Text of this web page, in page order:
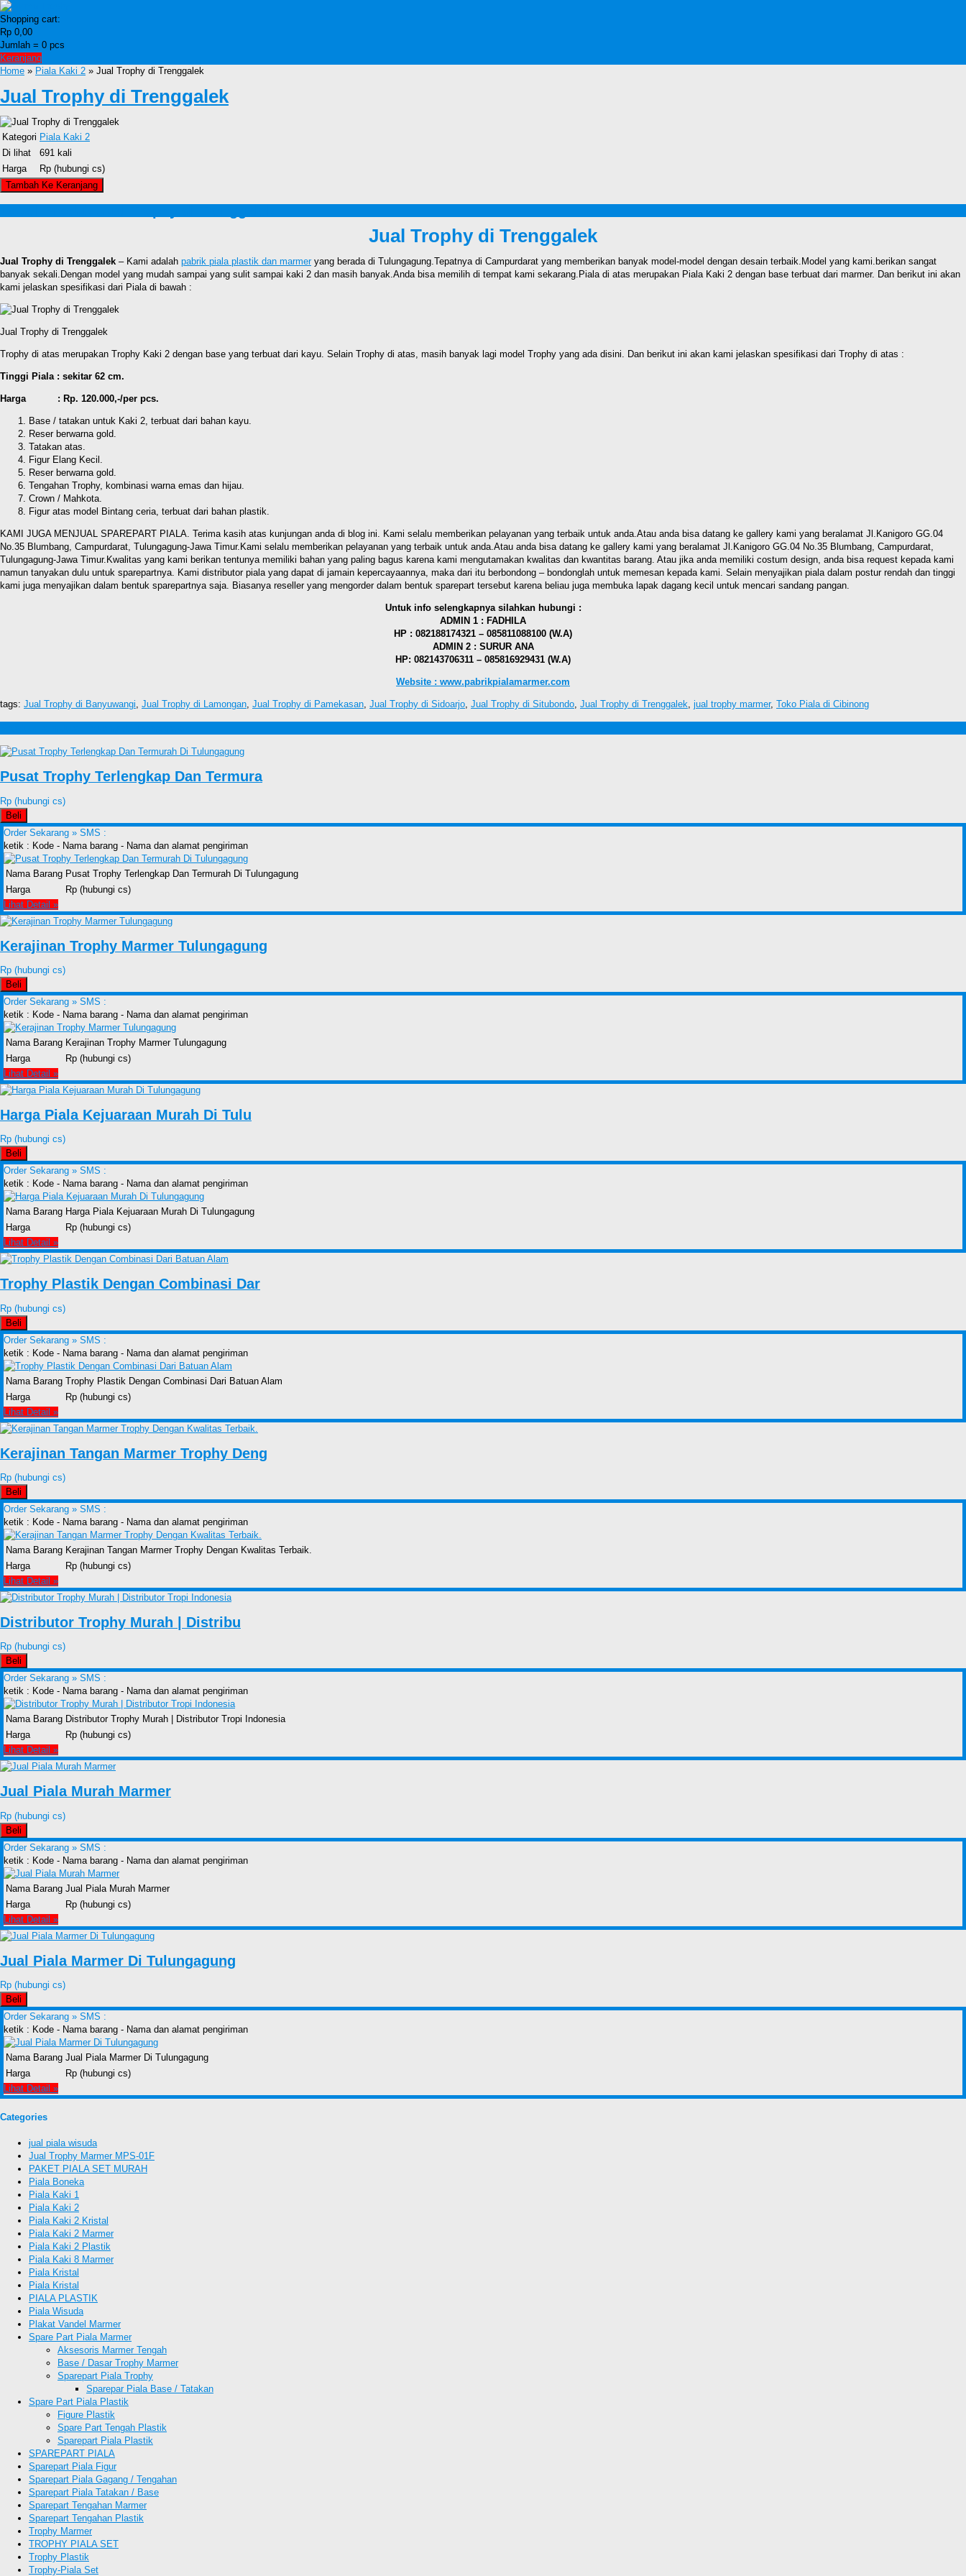
Shopping cart:
Rp 0,00
Jumlah = 0 pcs
Keranjang
Home » Piala Kaki 2 » Jual Trophy di Trenggalek
Jual Trophy di Trenggalek
Kategori Piala Kaki 2
Di lihat
691 kali
Harga
Rp (hubungi cs)
Jual Trophy di Trenggalek
Jual Trophy di Trenggalek – Kami adalah pabrik piala plastik dan marmeryang berada di Tulungagung.Tepatnya di Campurdarat yang memberikan banyak model-model dengan desain terbaik.Model yang kami.berikan sangat
banyak sekali.Dengan model yang mudah sampai yang sulit sampai kaki 2 dan masih banyak.Anda bisa memilih di tempat kami sekarang.Piala di atas merupakan Piala Kaki 2 dengan base terbuat dari marmer. Dan berikut ini akan
kami jelaskan spesifikasi dari Piala di bawah :
Jual Trophy di Trenggalek
Trophy di atas merupakan Trophy Kaki 2 dengan base yang terbuat dari kayu. Selain Trophy di atas, masih banyak lagi model Trophy yang ada disini. Dan berikut ini akan kami jelaskan spesifikasi dari Trophy di atas :
Tinggi Piala : sekitar 62 cm.
Harga : Rp. 120.000,-/per pcs.
Base / tatakan untuk Kaki 2, terbuat dari bahan kayu.
Reser berwarna gold.
Tatakan atas.
Figur Elang Kecil.
Reser berwarna gold.
Tengahan Trophy, kombinasi warna emas dan hijau.
Crown / Mahkota.
Figur atas model Bintang ceria, terbuat dari bahan plastik.
KAMI JUGA MENJUAL SPAREPART PIALA. Terima kasih atas kunjungan anda di blog ini. Kami selalu memberikan pelayanan yang terbaik untuk anda.Atau anda bisa datang ke gallery kami yang beralamat Jl.Kanigoro GG.04
No.35 Blumbang, Campurdarat, Tulungagung-Jawa Timur.Kami selalu memberikan pelayanan yang terbaik untuk anda.Atau anda bisa datang ke gallery kami yang beralamat Jl.Kanigoro GG.04 No.35 Blumbang, Campurdarat,
Tulungagung-Jawa Timur.Kwalitas yang kami berikan tentunya memiliki bahan yang paling bagus karena kami mengutamakan kwalitas dan kwantitas barang. Atau jika anda memiliki costum design, anda bisa request kepada kami
namun tanyakan dulu untuk sparepartnya. Kami distributor piala yang dapat di jamain kepercayaannya, maka dari itu berbondong – bondonglah untuk memesan kepada kami. Selain menyajikan piala dalam postur rendah dan tinggi
kami juga menyajikan dalam bentuk sparepartnya saja. Biasanya reseller yang mengorder dalam bentuk sparepart tersebut karena beliau juga membuka lapak dagang kecil untuk mencari sandang pangan.
Untuk info selengkapnya silahkan hubungi :
ADMIN 1 : FADHILA
HP : 082188174321 – 085811088100 (W.A)
ADMIN 2 : SURUR ANA
HP: 082143706311 – 085816929431 (W.A)
Website : www.pabrikpialamarmer.com
tags: Jual Trophy di Banyuwangi Jual Trophy di Lamongan Jual Trophy di Pamekasan Jual Trophy di Sidoarjo Jual Trophy di Situbondo Jual Trophy di Trenggalek jual trophy marmer, Toko Piala di Cibinong
Pusat Trophy Terlengkap Dan Termura
Rp (hubungi cs)
Beli
Order Sekarang » SMS :
ketik : Kode - Nama barang - Nama dan alamat pengiriman
Nama Barang Pusat Trophy Terlengkap Dan Termurah Di Tulungagung
Harga
Rp (hubungi cs)
Lihat Detail »
Kerajinan Trophy Marmer Tulungagung
Rp (hubungi cs)
Beli
Order Sekarang » SMS :
ketik : Kode - Nama barang - Nama dan alamat pengiriman
Nama Barang Kerajinan Trophy Marmer Tulungagung
Harga
Rp (hubungi cs)
Lihat Detail »
Harga Piala Kejuaraan Murah Di Tulu
Rp (hubungi cs)
Beli
Order Sekarang » SMS :
ketik : Kode - Nama barang - Nama dan alamat pengiriman
Nama Barang Harga Piala Kejuaraan Murah Di Tulungagung
Harga
Rp (hubungi cs)
Lihat Detail »
Trophy Plastik Dengan Combinasi Dar
Rp (hubungi cs)
Beli
Order Sekarang » SMS :
ketik : Kode - Nama barang - Nama dan alamat pengiriman
Nama Barang Trophy Plastik Dengan Combinasi Dari Batuan Alam
Harga
Rp (hubungi cs)
Lihat Detail »
Kerajinan Tangan Marmer Trophy Deng
Rp (hubungi cs)
Beli
Order Sekarang » SMS :
ketik : Kode - Nama barang - Nama dan alamat pengiriman
Nama Barang Kerajinan Tangan Marmer Trophy Dengan Kwalitas Terbaik.
Harga
Rp (hubungi cs)
Lihat Detail »
Distributor Trophy Murah | Distribu
Rp (hubungi cs)
Beli
Order Sekarang » SMS :
ketik : Kode - Nama barang - Nama dan alamat pengiriman
Nama Barang Distributor Trophy Murah | Distributor Tropi Indonesia
Harga
Rp (hubungi cs)
Lihat Detail »
Jual Piala Murah Marmer
Rp (hubungi cs)
Beli
Order Sekarang » SMS :
ketik : Kode - Nama barang - Nama dan alamat pengiriman
Nama Barang Jual Piala Murah Marmer
Harga
Rp (hubungi cs)
Lihat Detail »
Jual Piala Marmer Di Tulungagung
Rp (hubungi cs)
Beli
Order Sekarang » SMS :
ketik : Kode - Nama barang - Nama dan alamat pengiriman
Nama Barang Jual Piala Marmer Di Tulungagung
Harga
Rp (hubungi cs)
Lihat Detail »
Categories
jual piala wisuda
Jual Trophy Marmer MPS-01F
PAKET PIALA SET MURAH
Piala Boneka
Piala Kaki 1
Piala Kaki 2
Piala Kaki 2 Kristal
Piala Kaki 2 Marmer
Piala Kaki 2 Plastik
Piala Kaki 8 Marmer
Piala Kristal
Piala Kristal
PIALA PLASTIK
Piala Wisuda
Plakat Vandel Marmer
Spare Part Piala Marmer
Aksesoris Marmer Tengah
Base / Dasar Trophy Marmer
Sparepart Piala Trophy
Sparepar Piala Base / Tatakan
Spare Part Piala Plastik
Figure Plastik
Spare Part Tengah Plastik
Sparepart Piala Plastik
SPAREPART PIALA
Sparepart Piala Figur
Sparepart Piala Gagang / Tengahan
Sparepart Piala Tatakan / Base
Sparepart Tengahan Marmer
Sparepart Tengahan Plastik
Trophy Marmer
TROPHY PIALA SET
Trophy Plastik
Trophy-Piala Set